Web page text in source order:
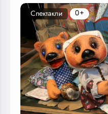
Спектакли 0+